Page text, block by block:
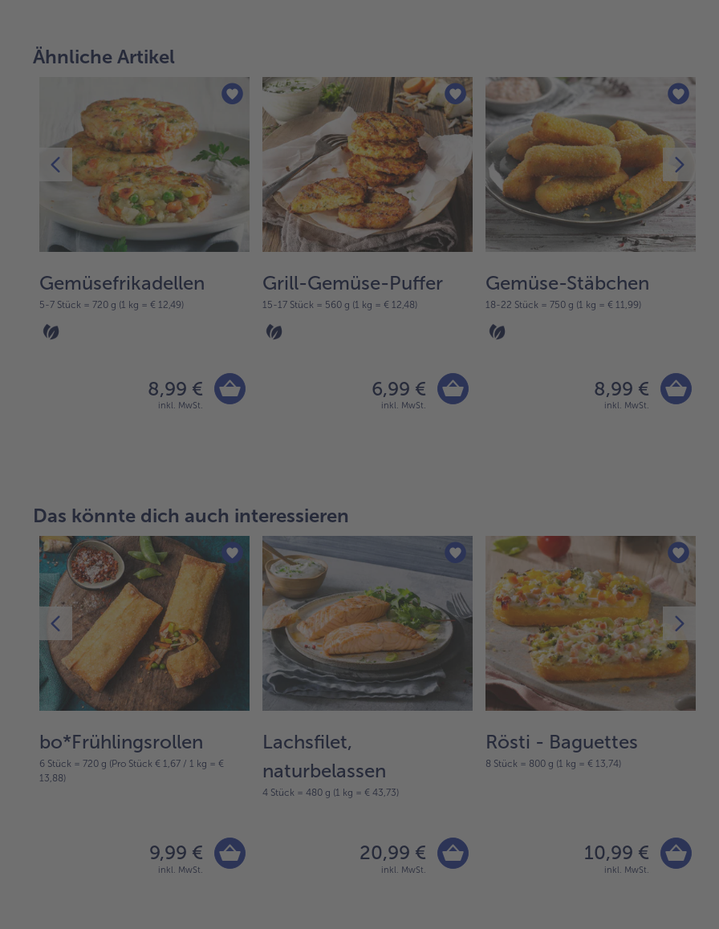
Ähnliche Artikel
Gemüsefrikadellen
5-7 Stück = 720 g (1 kg = € 12,49)
8,99 €
inkl. MwSt.
Grill-Gemüse-Puffer
15-17 Stück = 560 g (1 kg = € 12,48)
6,99 €
inkl. MwSt.
Gemüse-Stäbchen
18-22 Stück = 750 g (1 kg = € 11,99)
8,99 €
inkl. MwSt.
Das könnte dich auch interessieren
bo*Frühlingsrollen
6 Stück = 720 g (Pro Stück € 1,67 / 1 kg = €
13,88)
9,99 €
inkl. MwSt.
Lachsfilet,
naturbelassen
4 Stück = 480 g (1 kg = € 43,73)
20,99 €
inkl. MwSt.
Rösti - Baguettes
8 Stück = 800 g (1 kg = € 13,74)
10,99 €
inkl. MwSt.